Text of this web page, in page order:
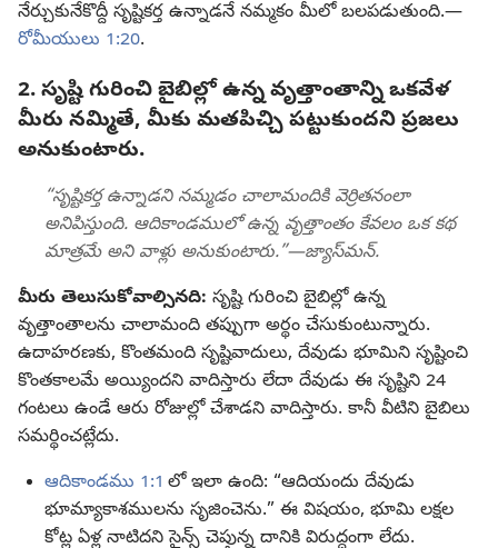
నేర్చుకునేకొద్దీ సృష్టికర్త ఉన్నాడనే నమ్మకం మీలో బలపడుతుంది.—
రోమీయులు 1:20.
2. సృష్టి గురించి బైబిల్లో ఉన్న వృత్తాంతాన్ని ఒకవేళ
మీరు నమ్మితే, మీకు మతపిచ్చి పట్టుకుందని ప్రజలు
అనుకుంటారు.
“సృష్టికర్త ఉన్నాడని నమ్మడం చాలామందికి వెర్రితనంలా
అనిపిస్తుంది. ఆదికాండములో ఉన్న వృత్తాంతం కేవలం ఒక కథ
మాత్రమే అని వాళ్లు అనుకుంటారు.”—జ్యాస్‌మన్‌.
మీరు తెలుసుకోవాల్సినది: సృష్టి గురించి బైబిల్లో ఉన్న
వృత్తాంతాలను చాలామంది తప్పుగా అర్థం చేసుకుంటున్నారు.
ఉదాహరణకు, కొంతమంది సృష్టివాదులు, దేవుడు భూమిని సృష్టించి
కొంతకాలమే అయ్యిందని వాదిస్తారు లేదా దేవుడు ఈ సృష్టిని 24
గంటలు ఉండే ఆరు రోజుల్లో చేశాడని వాదిస్తారు. కానీ వీటిని బైబిలు
సమర్థించట్లేదు.
ఆదికాండము 1:1 లో ఇలా ఉంది: “ఆదియందు దేవుడు
భూమ్యాకాశములను సృజించెను.” ఈ విషయం, భూమి లక్షల
కోట్ల ఏళ్ల నాటిదని సైన్స్‌ చెప్తున్న దానికి విరుద్ధంగా లేదు.